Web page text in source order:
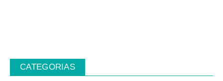
CATEGORIAS